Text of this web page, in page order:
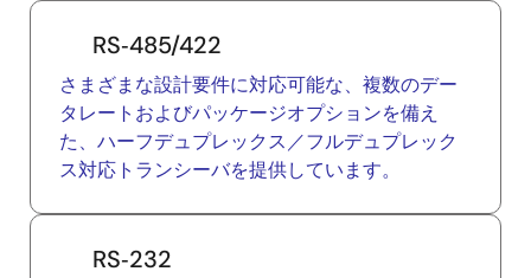
RS‑485/422
さまざまな設計要件に対応可能な、複数のデー
タレートおよびパッケージオプションを備え
た、ハーフデュプレックス／フルデュプレック
ス対応トランシーバを提供しています。
RS‑232